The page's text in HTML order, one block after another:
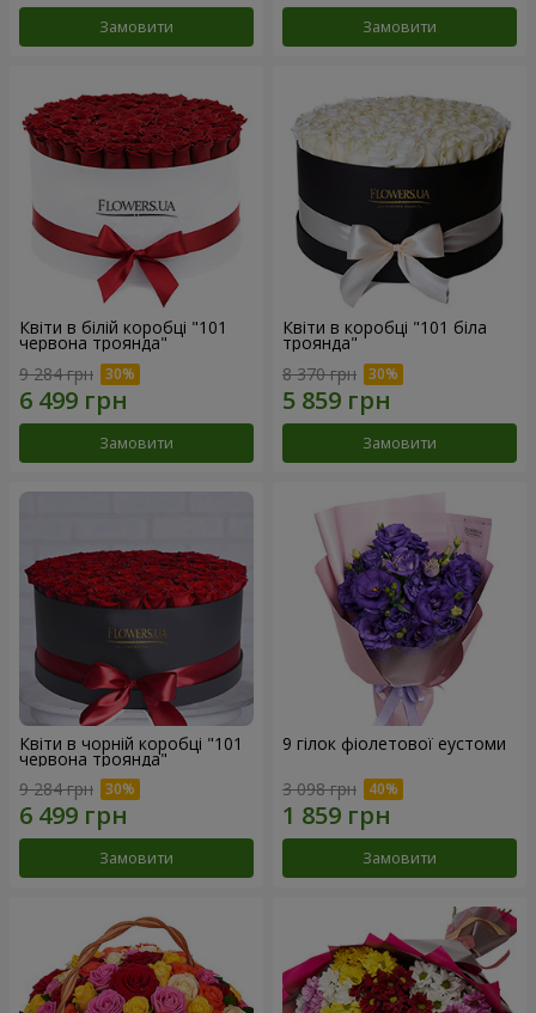
Замовити Замовити
Квіти в білій коробці "101
червона троянда"
9 284 грн
Замовити
Квіти в коробці "101 біла
троянда"
8 370 грн
Замовити
Квіти в чорній коробці "101
червона троянда"
9 284 грн
Замовити
9 гілок фіолетової еустоми
3 098 грн
Замовити